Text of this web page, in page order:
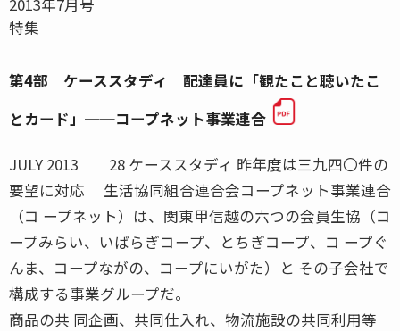
特集
第4部 ケーススタディ 配達員に「観たこと聴いたこ
とカード」──コープネット事業連合
JULY 2013 28 ケーススタディ 昨年度は三九四〇件の
要望に対応 生活協同組合連合会コープネット事業連合
（コ ープネット）は、関東甲信越の六つの会員生協（コ
ープみらい、いばらぎコープ、とちぎコープ、コ ープぐ
んま、コープながの、コープにいがた）と その子会社で
構成する事業グループだ。
商品の共 同企画、共同仕入れ、物流施設の共同利用等